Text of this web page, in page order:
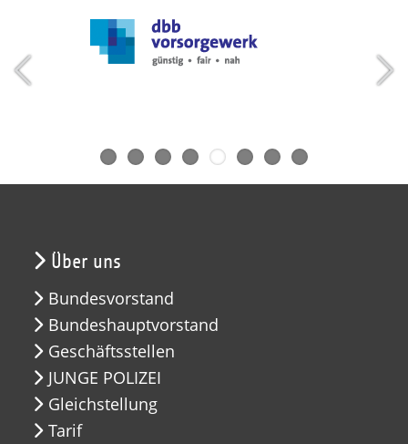
Über uns
Bundesvorstand
Bundeshauptvorstand
Geschäftsstellen
JUNGE POLIZEI
Gleichstellung
Tarif